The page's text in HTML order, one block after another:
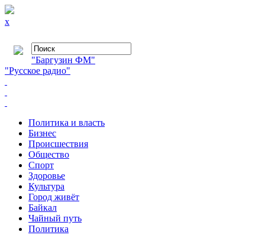
x
"Баргузин ФМ"
"Русское радио"
Политика и власть
Бизнес
Происшествия
Общество
Cпорт
Здоровье
Культура
Город живёт
Байкал
Чайный путь
Политика